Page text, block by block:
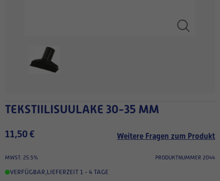
TEKSTIILISUULAKE 30-35 MM
11,50 € Weitere Fragen zum Produkt
MWST. 25.5% PRODUKTNUMMER 2044
VERFÜGBAR LIEFERZEIT 1 - 4 TAGE